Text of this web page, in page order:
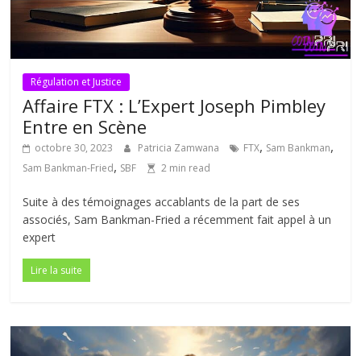
Régulation et Justice
Affaire FTX : L’Expert Joseph Pimbley
Entre en Scène
octobre 30, 2023 Patricia Zamwana FTX, Sam Bankman,
Sam Bankman-Fried, SBF 2 min read
Suite à des témoignages accablants de la part de ses
associés, Sam Bankman-Fried a récemment fait appel à un
expert
Lire la suite